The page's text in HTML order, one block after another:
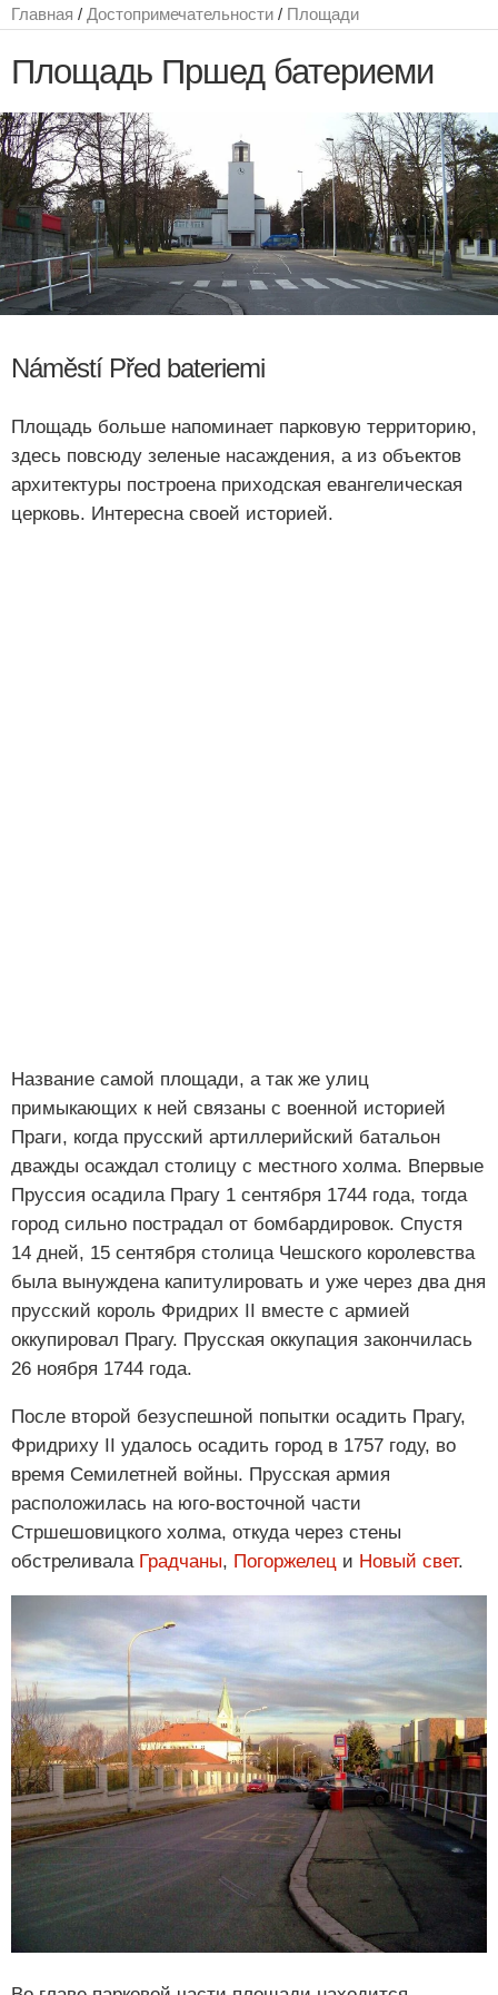
Главная / Достопримечательности / Площади
Площадь Пршед батериеми
Náměstí Před bateriemi
Площадь больше напоминает парковую территорию,
здесь повсюду зеленые насаждения, а из объектов
архитектуры построена приходская евангелическая
церковь. Интересна своей историей.
Название самой площади, а так же улиц
примыкающих к ней связаны с военной историей
Праги, когда прусский артиллерийский батальон
дважды осаждал столицу с местного холма. Впервые
Пруссия осадила Прагу 1 сентября 1744 года, тогда
город сильно пострадал от бомбардировок. Спустя
14 дней, 15 сентября столица Чешского королевства
была вынуждена капитулировать и уже через два дня
прусский король Фридрих II вместе с армией
оккупировал Прагу. Прусская оккупация закончилась
26 ноября 1744 года.
После второй безуспешной попытки осадить Прагу,
Фридриху II удалось осадить город в 1757 году, во
время Семилетней войны. Прусская армия
расположилась на юго-восточной части
Стршешовицкого холма, откуда через стены
обстреливала Градчаны, Погоржелец и Новый свет.